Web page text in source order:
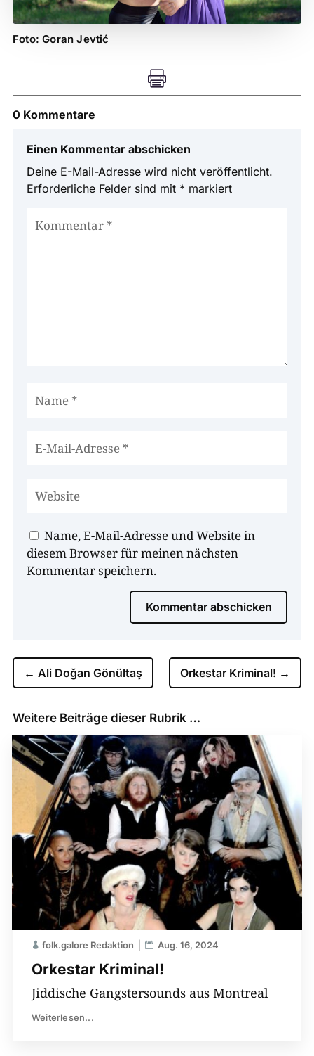
Foto: Goran Jevtić

0 Kommentare
Einen Kommentar abschicken
Deine E-Mail-Adresse wird nicht veröffentlicht.
Erforderliche Felder sind mit * markiert
Name, E-Mail-Adresse und Website in
diesem Browser für meinen nächsten
Kommentar speichern.
Kommentar abschicken
← Ali Doğan Gönültaş Orkestar Kriminal! →
Weitere Beiträge dieser Rubrik …
Orkestar Kriminal!
folk.galore Redaktion Aug. 16, 2024
Jiddische Gangstersounds aus Montreal
Weiterlesen...